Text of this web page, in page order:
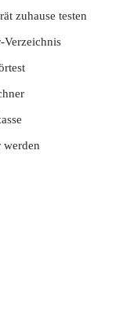
zuhause testen
Verzeichnis
werden